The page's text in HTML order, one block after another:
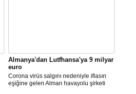
Almanya'dan Lutfhansa'ya 9 milyar
euro
Corona virüs salgını nedeniyle iflasın
eşiğine gelen Alman havayolu şirketi